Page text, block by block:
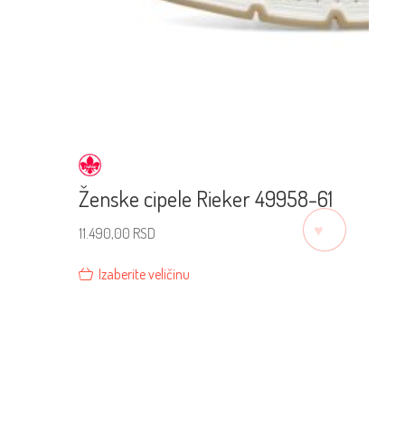
Ženske cipele Rieker 49958-61
11.490,00 RSD
Izaberite veličinu